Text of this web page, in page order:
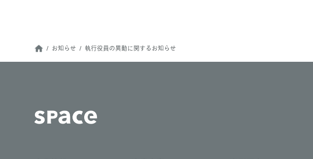
お知らせ 執行役員の異動に関するお知らせ